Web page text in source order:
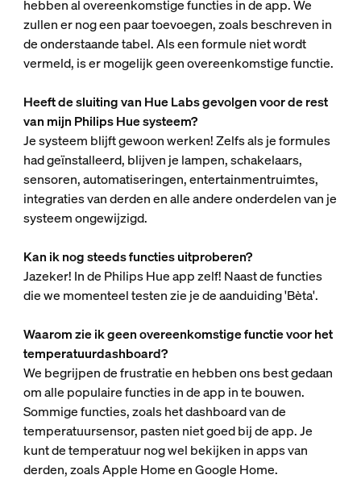
hebben al overeenkomstige functies in de app. We
zullen er nog een paar toevoegen, zoals beschreven in
de onderstaande tabel. Als een formule niet wordt
vermeld, is er mogelijk geen overeenkomstige functie.
Heeft de sluiting van Hue Labs gevolgen voor de rest
van mijn Philips Hue systeem?
Je systeem blijft gewoon werken! Zelfs als je formules
had geïnstalleerd, blijven je lampen, schakelaars,
sensoren, automatiseringen, entertainmentruimtes,
integraties van derden en alle andere onderdelen van je
systeem ongewijzigd.
Kan ik nog steeds functies uitproberen?
Jazeker! In de Philips Hue app zelf! Naast de functies
die we momenteel testen zie je de aanduiding 'Bèta'.
Waarom zie ik geen overeenkomstige functie voor het
temperatuurdashboard?
We begrijpen de frustratie en hebben ons best gedaan
om alle populaire functies in de app in te bouwen.
Sommige functies, zoals het dashboard van de
temperatuursensor, pasten niet goed bij de app. Je
kunt de temperatuur nog wel bekijken in apps van
derden, zoals Apple Home en Google Home.